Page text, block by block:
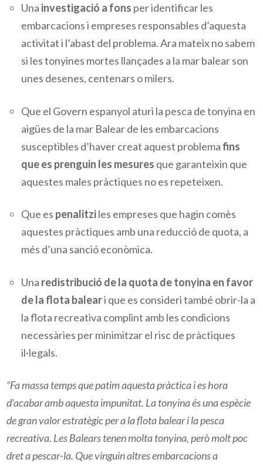
Una investigació a fons per identificar les
embarcacions i empreses responsables d’aquesta
activitat i l’abast del problema.Ara mateix no sabem
si les tonyines mortes llançades a la mar balear son
unes desenes, centenars o milers.
Que el Govern espanyol aturi la pesca de tonyina en
aigües de la mar Balear de les embarcacions
susceptibles d’haver creat aquest problemafins
que es prenguin les mesures que garanteixin que
aquestes males pràctiques no es repeteixen.
Que es penalitziles empreses que hagin comès
aquestes pràctiques amb una reducció de quota, a
més d’una sanció econòmica.
Una redistribució de la quota de tonyina en favor
de la flota baleari que es consideri també obrir-la a
la flota recreativa complint amb les condicions
necessàries per minimitzar el risc de pràctiques
il·legals.
“Fa massa temps que patim aquesta pràctica i es hora
d’acabar amb aquesta impunitat. La tonyina és una espècie
de gran valor estratègic per a la flota balear i la pesca
recreativa. LesBalears tenenmolta tonyina,però molt poc
dret a pescar-la. Que vinguin altres embarcacions a